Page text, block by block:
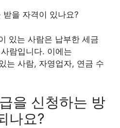
받을 자격이 있나요?
있는 사람은 납부한 세금
람입니다. 이에는
는 사람, 자영업자, 연금 수
을 신청하는 방
나요?